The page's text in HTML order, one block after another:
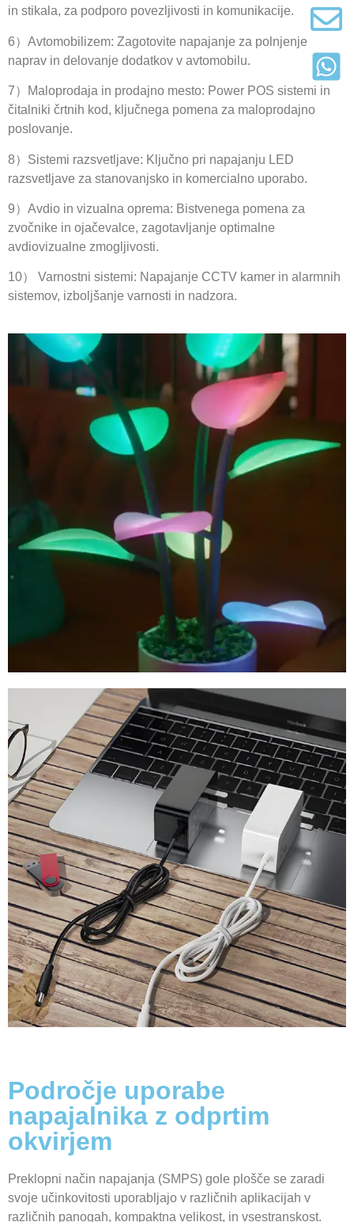
in stikala, za podporo povezljivosti in komunikacije.
6）Avtomobilizem: Zagotovite napajanje za polnjenje
naprav in delovanje dodatkov v avtomobilu.
7）Maloprodaja in prodajno mesto: Power POS sistemi in
čitalniki črtnih kod, ključnega pomena za maloprodajno
poslovanje.
8）Sistemi razsvetljave: Ključno pri napajanju LED
razsvetljave za stanovanjsko in komercialno uporabo.
9）Avdio in vizualna oprema: Bistvenega pomena za
zvočnike in ojačevalce, zagotavljanje optimalne
avdiovizualne zmogljivosti.
10） Varnostni sistemi: Napajanje CCTV kamer in alarmnih
sistemov, izboljšanje varnosti in nadzora.
Področje uporabe
napajalnika z odprtim
okvirjem
Preklopni način napajanja (SMPS) gole plošče se zaradi
svoje učinkovitosti uporabljajo v različnih aplikacijah v
različnih panogah, kompaktna velikost, in vsestranskost.